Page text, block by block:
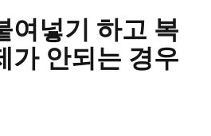
여넣기 하고 복
가 안되는 경우